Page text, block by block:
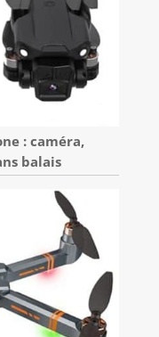
: caméra,
balais